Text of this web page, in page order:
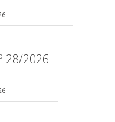
28/2026